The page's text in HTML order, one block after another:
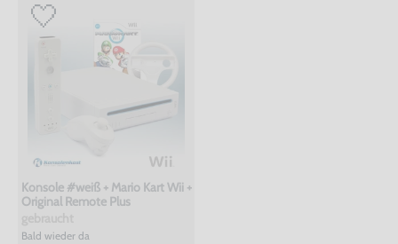
Konsole #weiß + Mario Kart Wii +
Original Remote Plus
Bald wieder da